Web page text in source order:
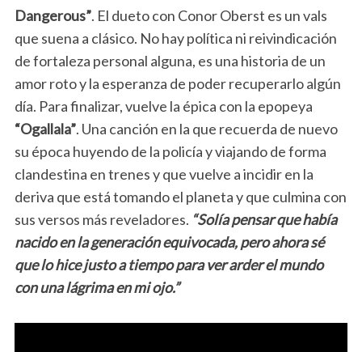
Dangerous”. El dueto con Conor Oberst es un vals
que suena a clásico. No hay política ni reivindicación
de fortaleza personal alguna, es una historia de un
amor roto y la esperanza de poder recuperarlo algún
día. Para finalizar, vuelve la épica con la epopeya
“Ogallala”. Una canción en la que recuerda de nuevo
su época huyendo de la policía y viajando de forma
clandestina en trenes y que vuelve a incidir en la
deriva que está tomando el planeta y que culmina con
sus versos más reveladores. “Solía pensar que había
nacido en la generación equivocada, pero ahora sé
que lo hice justo a tiempo para ver arder el mundo
con una lágrima en mi ojo.”